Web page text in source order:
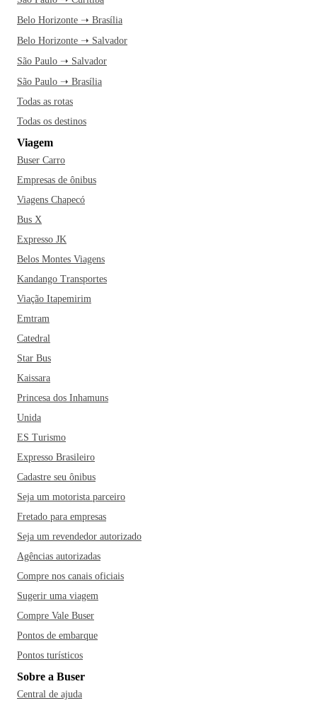
Belo Horizonte ➝ Brasília
Belo Horizonte ➝ Salvador
São Paulo ➝ Salvador
São Paulo ➝ Brasília
Todas as rotas
Todas os destinos
Viagem
Buser Carro
Empresas de ônibus
Viagens Chapecó
Bus X
Expresso JK
Belos Montes Viagens
Kandango Transportes
Viação Itapemirim
Emtram
Catedral
Star Bus
Kaissara
Princesa dos Inhamuns
Unida
ES Turismo
Expresso Brasileiro
Cadastre seu ônibus
Seja um motorista parceiro
Fretado para empresas
Seja um revendedor autorizado
Agências autorizadas
Compre nos canais oficiais
Sugerir uma viagem
Compre Vale Buser
Pontos de embarque
Pontos turísticos
Sobre a Buser
Central de ajuda